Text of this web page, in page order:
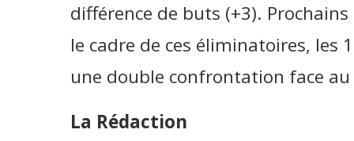
différence de buts (+3).
le cadre de ces éliminatoires, les
une double confrontation face au
La Rédaction